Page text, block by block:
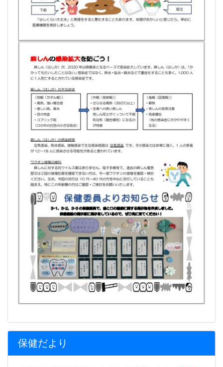
保健だより